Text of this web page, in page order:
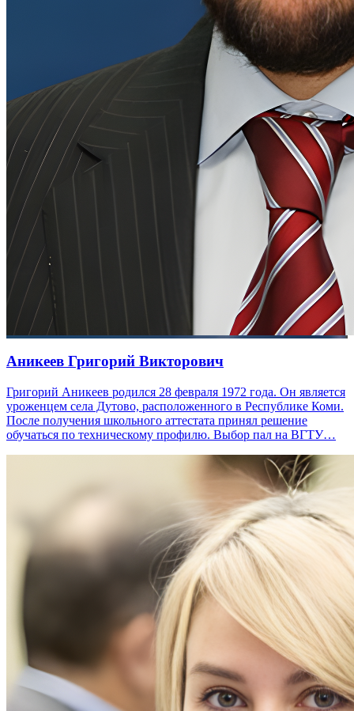
Аникеев Григорий Викторович
Григорий Аникеев родился 28 февраля 1972 года. Он является
уроженцем села Дутово, расположенного в Республике Коми.
После получения школьного аттестата принял решение
обучаться по техническому профилю. Выбор пал на ВГТУ…